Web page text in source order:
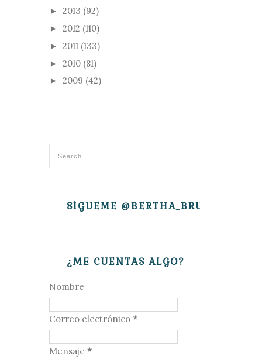
► 2013 (92)
► 2012 (110)
► 2011 (133)
► 2010 (81)
► 2009 (42)
SÍGUEME @BERTHA_BRUJITA
¿ME CUENTAS ALGO?
Nombre
Correo electrónico *
Mensaje *